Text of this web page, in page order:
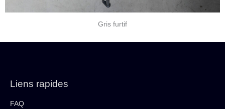
Gris furtif
Liens rapides
FAQ